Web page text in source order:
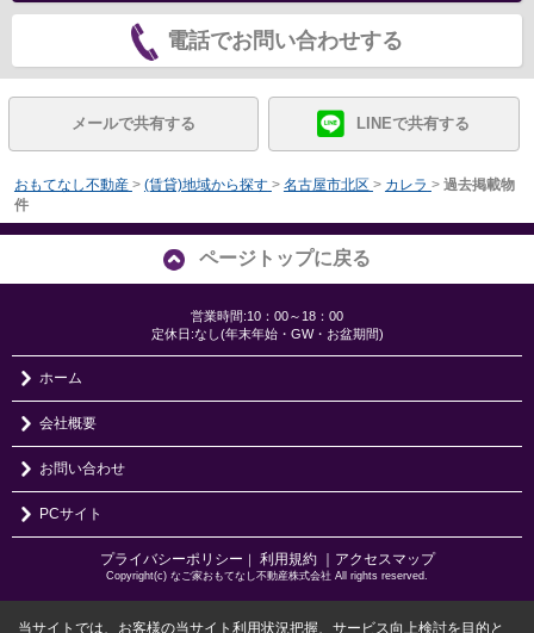
電話でお問い合わせする
メールで共有する LINEで共有する
おもてなし不動産 > (賃貸)地域から探す > 名古屋市北区 > カレラ > 過去掲載物
件
ページトップに戻る
営業時間:10：00～18：00
定休日:なし(年末年始・GW・お盆期間)
ホーム
会社概要
お問い合わせ
PCサイト
プライバシーポリシー ｜ 利用規約 ｜アクセスマップ
Copyright(c) なご家おもてなし不動産株式会社 All rights reserved.
当サイトでは、お客様の当サイト利用状況把握、サービス向上検討を目的と